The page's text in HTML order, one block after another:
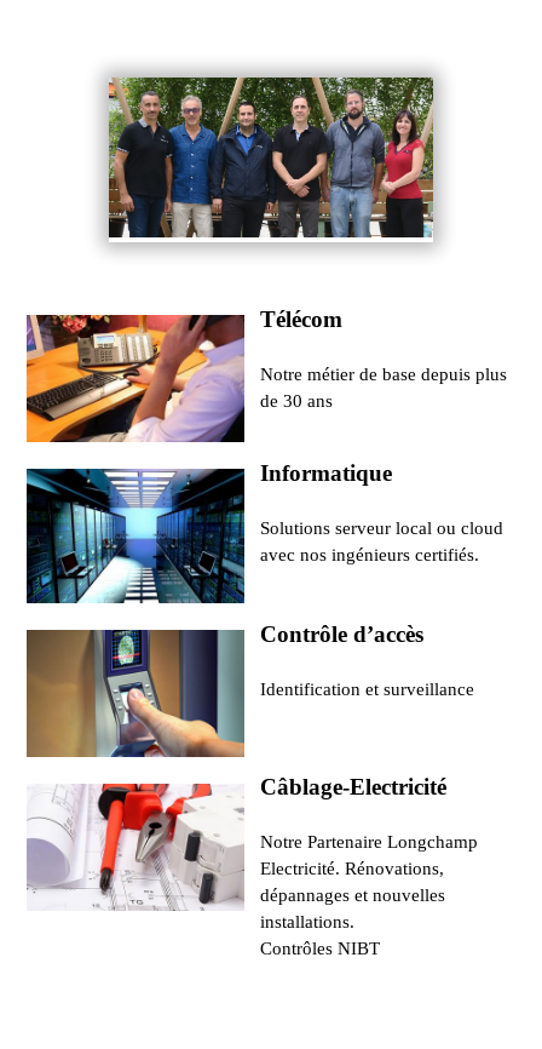
Télécom
Notre métier de base depuis plus
de 30 ans
Informatique
Solutions serveur local ou cloud
avec nos ingénieurs certifiés.
Contrôle d’accès
Identification et surveillance
Câblage-Electricité
Notre Partenaire Longchamp
Electricité. Rénovations,
dépannages et nouvelles
installations.
Contrôles NIBT